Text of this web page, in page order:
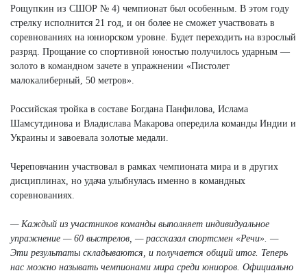
Рощупкин из СШОР № 4) чемпионат был особенным. В этом году
стрелку исполнится 21 год, и он более не сможет участвовать в
соревнованиях на юниорском уровне. Будет переходить на взрослый
разряд. Прощание со спортивной юностью получилось ударным —
золото в командном зачете в упражнении «Пистолет
малокалиберный, 50 метров».
Российская тройка в составе Богдана Панфилова, Ислама
Шамсутдинова и Владислава Макарова опередила команды Индии и
Украины и завоевала золотые медали.
Череповчанин участвовал в рамках чемпионата мира и в других
дисциплинах, но удача улыбнулась именно в командных
соревнованиях.
— Каждый из участников команды выполняет индивидуальное
упражнение — 60 выстрелов, — рассказал спортсмен «Речи». —
Эти результаты складываются, и получается общий итог. Теперь
нас можно называть чемпионами мира среди юниоров. Официально